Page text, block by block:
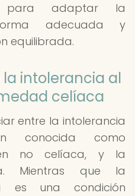
adaptar la
adecuada y
equilibrada.
intolerancia al
celíaca
entre la intolerancia
conocida como
no celíaca, y la
Mientras que la
es una condición